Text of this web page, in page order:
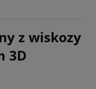
z wiskozy
3D